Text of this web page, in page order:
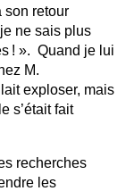
son retour
ne sais plus
! ». Quand je lui
M.
exploser, mais
s’était fait
recherches
les